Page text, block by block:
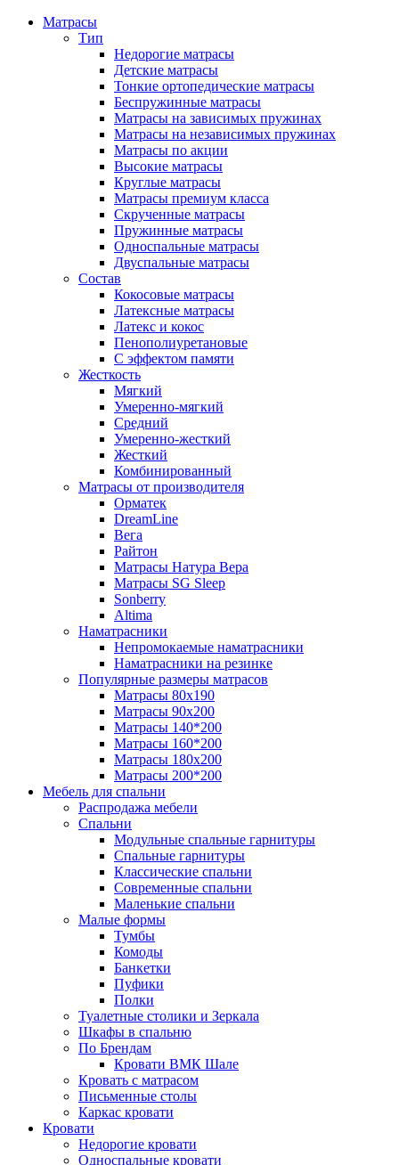
Матрасы
Тип
Недорогие матрасы
Детские матрасы
Тонкие ортопедические матрасы
Беспружинные матрасы
Матрасы на зависимых пружинах
Матрасы на независимых пружинах
Матрасы по акции
Высокие матрасы
Круглые матрасы
Матрасы премиум класса
Скрученные матрасы
Пружинные матрасы
Односпальные матрасы
Двуспальные матрасы
Состав
Кокосовые матрасы
Латексные матрасы
Латекс и кокос
Пенополиуретановые
С эффектом памяти
Жесткость
Мягкий
Умеренно-мягкий
Средний
Умеренно-жесткий
Жесткий
Комбинированный
Матрасы от производителя
Орматек
DreamLine
Вега
Райтон
Матрасы Натура Вера
Матрасы SG Sleep
Sonberry
Altima
Наматрасники
Непромокаемые наматрасники
Наматрасники на резинке
Популярные размеры матрасов
Матрасы 80x190
Матрасы 90x200
Матрасы 140*200
Матрасы 160*200
Матрасы 180x200
Матрасы 200*200
Мебель для спальни
Распродажа мебели
Спальни
Модульные спальные гарнитуры
Спальные гарнитуры
Классические спальни
Современные спальни
Маленькие спальни
Малые формы
Тумбы
Комоды
Банкетки
Пуфики
Полки
Туалетные столики и Зеркала
Шкафы в спальню
По Брендам
Кровати ВМК Шале
Кровать с матрасом
Письменные столы
Каркас кровати
Кровати
Недорогие кровати
Односпальные кровати